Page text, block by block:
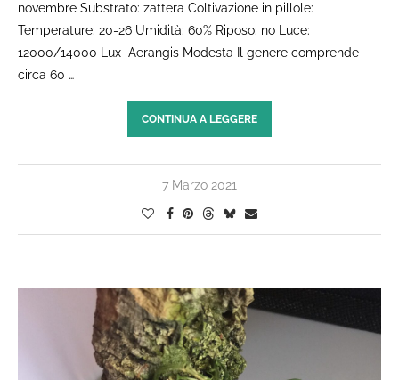
novembre Substrato: zattera Coltivazione in pillole:
Temperature: 20-26 Umidità: 60% Riposo: no Luce:
12000/14000 Lux ​ Aerangis Modesta Il genere comprende
circa 60 …
CONTINUA A LEGGERE
7 Marzo 2021